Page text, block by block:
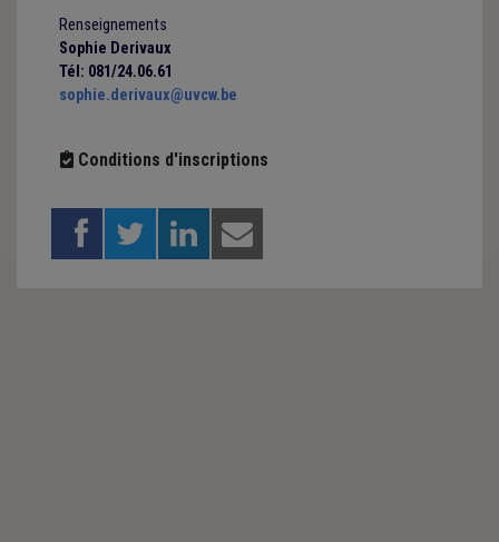
Renseignements
Sophie Derivaux
Tél: 081/24.06.61
sophie.derivaux@uvcw.be
Conditions d'inscriptions